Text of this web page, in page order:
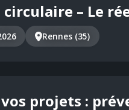
circulaire – Le
Rennes (35)
projets :